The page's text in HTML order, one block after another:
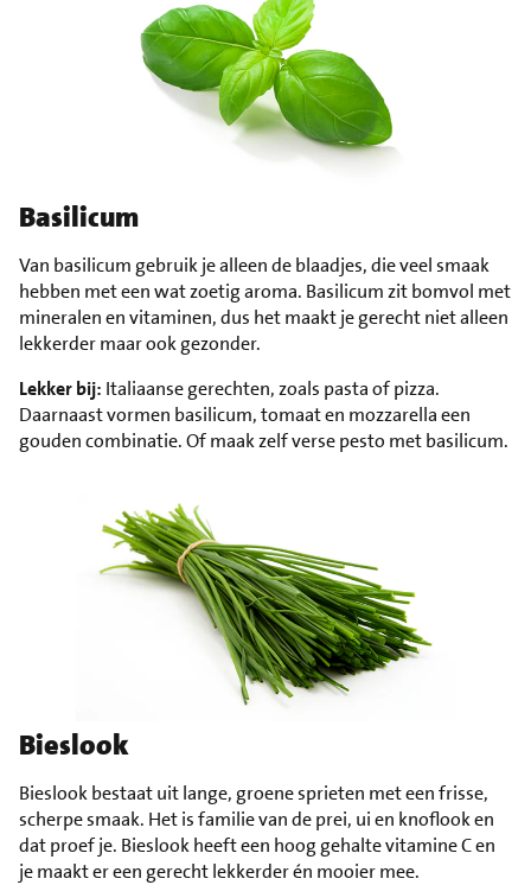
Basilicum
Van basilicum gebruik je alleen de blaadjes, die veel smaak
hebben met een wat zoetig aroma. Basilicum zit bomvol met
mineralen en vitaminen, dus het maakt je gerecht niet alleen
lekkerder maar ook gezonder.
Lekker bij: Italiaanse gerechten, zoals pasta of pizza.
Daarnaast vormen basilicum, tomaat en mozzarella een
gouden combinatie. Of maak zelf verse pesto met basilicum.
Bieslook
Bieslook bestaat uit lange, groene sprieten met een frisse,
scherpe smaak. Het is familie van de prei, ui en knoflook en
dat proef je. Bieslook heeft een hoog gehalte vitamine C en
je maakt er een gerecht lekkerder én mooier mee.